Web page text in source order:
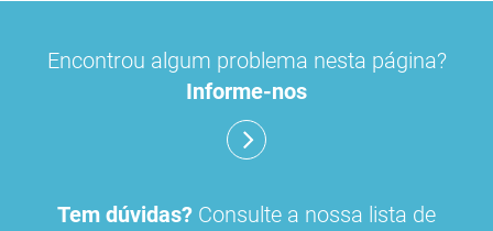
Encontrou algum problema nesta página?
Informe-nos
Tem dúvidas? Consulte a nossa lista de